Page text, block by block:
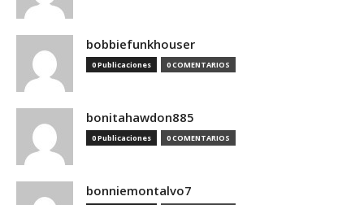
bobbiefunkhouser
0 Publicaciones 0 COMENTARIOS
bonitahawdon885
0 Publicaciones 0 COMENTARIOS
bonniemontalvo7